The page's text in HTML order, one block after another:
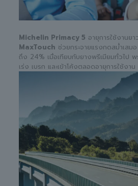
Michelin Primacy 5 อายุการใช้งานย
MaxTouch ช่วยกระจายแรงกดสม่ำเสม
ถึง 24% เมื่อเทียบกับยางพรีเมียมทั่วไป พ
เร่ง เบรก และเข้าโค้งตลอดอายุการใช้งาน